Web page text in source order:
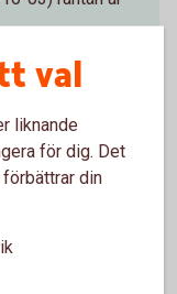
val
liknande
för dig. Det
din